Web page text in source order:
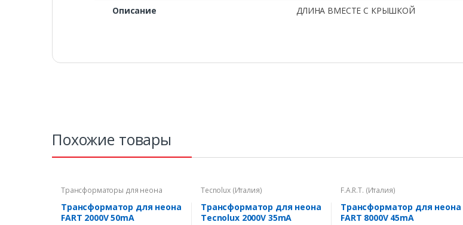
Описание
ДЛИНА ВМЕСТЕ С КРЫШКОЙ
Похожие товары
Трансформаторы для неона
Трансформатор для неона
FART 2000V 50mA
Tecnolux (Италия)
Трансформатор для неона
Tecnolux 2000V 35mA
F.A.R.T. (Италия)
Трансформатор для неона
FART 8000V 45mA